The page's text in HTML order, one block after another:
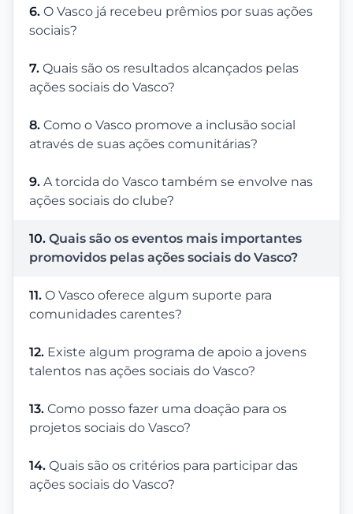
6. O Vasco já recebeu prêmios por suas ações
sociais?
7. Quais são os resultados alcançados pelas
ações sociais do Vasco?
8. Como o Vasco promove a inclusão social
através de suas ações comunitárias?
9. A torcida do Vasco também se envolve nas
ações sociais do clube?
10. Quais são os eventos mais importantes
promovidos pelas ações sociais do Vasco?
11. O Vasco oferece algum suporte para
comunidades carentes?
12. Existe algum programa de apoio a jovens
talentos nas ações sociais do Vasco?
13. Como posso fazer uma doação para os
projetos sociais do Vasco?
14. Quais são os critérios para participar das
ações sociais do Vasco?